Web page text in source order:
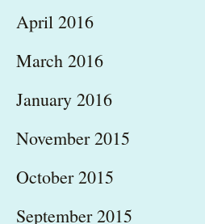
April 2016
March 2016
January 2016
November 2015
October 2015
September 2015